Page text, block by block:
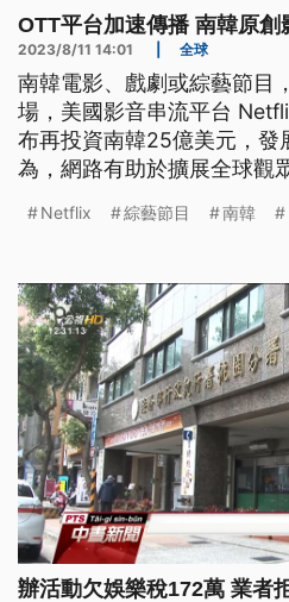
OTT平台加速傳播 南韓原創
2023/8/11 14:01 全球
南韓電影、戲劇或綜藝節目
場，美國影音串流平台
布再投資南韓25億美元，發
為，網路有助於擴展全球觀
Netflix 綜藝節目 南韓
辦活動欠娛樂稅172萬 業者